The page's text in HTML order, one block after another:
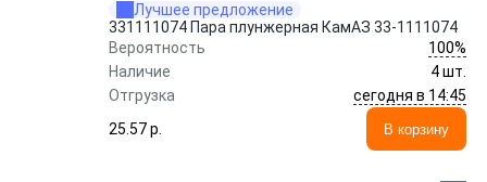
Лучшее предложение
331111074 Пара плунжерная КамАЗ 33-1111074
Вероятность
100%
Наличие
4 шт.
Отгрузка
сегодня в 14:45
25.57 p.
В корзину